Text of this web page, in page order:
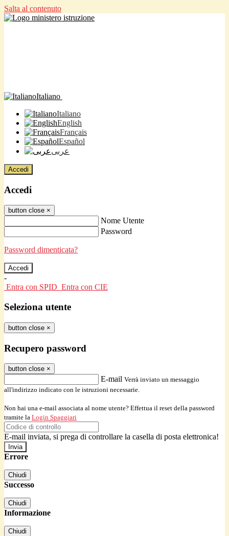
Salta al contenuto
Italiano
Italiano
English
Français
Español
عربى
Accedi
Accedi
button close ×
Nome Utente
Password
Password dimenticata?
-
Entra con SPID Entra con CIE
Seleziona utente
button close ×
Recupero password
button close ×
E-mail Verrà inviato un messaggio
all'indirizzo indicato con le istruzioni necessarie.
Non hai una e-mail associata al nome utente? Effettua il reset della password
tramite la Login Spaggiari
E-mail inviata, si prega di controllare la casella di posta elettronica!
Errore
Chiudi
Successo
Chiudi
Informazione
Chiudi